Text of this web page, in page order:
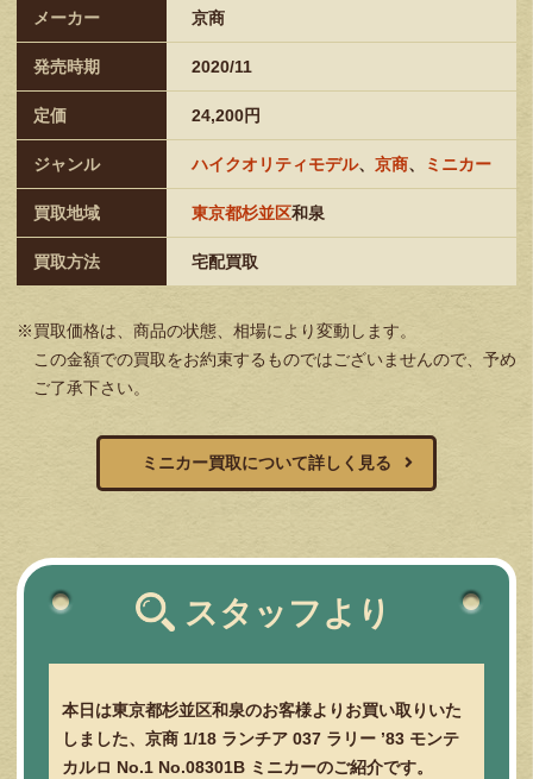
メーカー 京商
発売時期 2020/11
定価 24,200円
ジャンル ハイクオリティモデル、 京商、 ミニカー
買取地域 東京都杉並区和泉
買取方法 宅配買取
※買取価格は、商品の状態、相場により変動します。
この金額での買取をお約束するものではございませんので、予め
ご了承下さい。
ミニカー買取について詳しく見る
スタッフより
本日は東京都杉並区和泉のお客様よりお買い取りいた
しました、京商 1/18 ランチア 037 ラリー ’83 モンテ
カルロ No.1 No.08301B ミニカーのご紹介です。